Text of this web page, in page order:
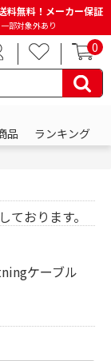
料無料！メーカー保証
部対象外あり
0
品
ランキング
おります。
ケーブル